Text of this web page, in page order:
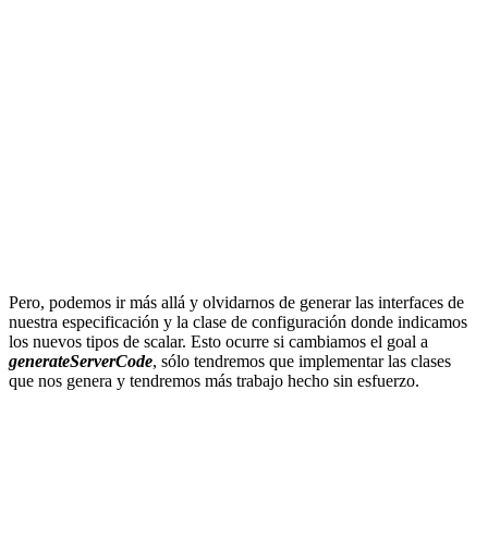
Pero, podemos ir más allá y olvidarnos de generar las interfaces de
nuestra especificación y la clase de configuración donde indicamos
los nuevos tipos de scalar. Esto ocurre si cambiamos el goal a
generateServerCode, sólo tendremos que implementar las clases
que nos genera y tendremos más trabajo hecho sin esfuerzo.